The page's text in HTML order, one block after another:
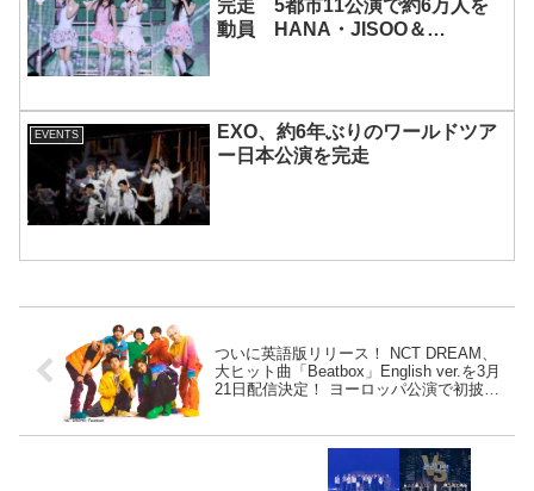
完走 5都市11公演で約6万人を
動員 HANA・JISOO＆
EVENTS
EXO、約6年ぶりのワールドツア
ー日本公演を完走
ついに英語版リリース！ NCT DREAM、
大ヒット曲「Beatbox」English ver.を3月
21日配信決定！ ヨーロッパ公演で初披露